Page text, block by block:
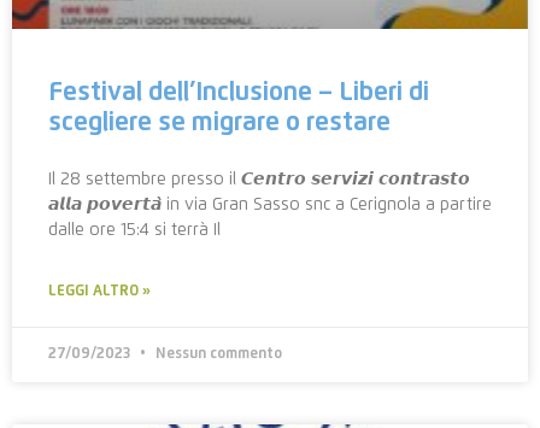
Festival dell’Inclusione – Liberi di
scegliere se migrare o restare
Il 28 settembre presso il 𝘾𝙚𝙣𝙩𝙧𝙤 𝙨𝙚𝙧𝙫𝙞𝙯𝙞 𝙘𝙤𝙣𝙩𝙧𝙖𝙨𝙩𝙤
𝙖𝙡𝙡𝙖 𝙥𝙤𝙫𝙚𝙧𝙩𝙖̀ in via Gran Sasso snc a Cerignola a partire
dalle ore 15:4 si terrà Il
LEGGI ALTRO »
27/09/2023 Nessun commento